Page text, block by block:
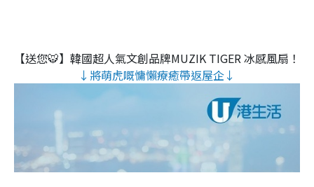
【送您🐯】韓國超人氣文創品牌MUZIK TIGER 冰感風扇！
↓將萌虎嘅慵懶療癒帶返屋企↓